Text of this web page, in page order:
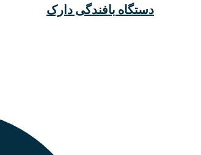
دستگاه بافندگی دارک